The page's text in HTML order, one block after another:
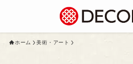
ホーム 美術・アート